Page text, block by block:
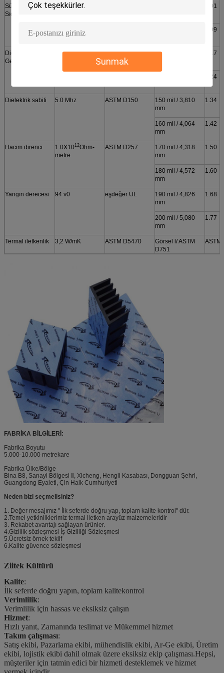
Sunmak
Sürekli Kullanım
Sıcaklığı
-40 ila 160 ℃ 1.01
1.09
Dielektrik Arıza
Gerilimi
>5500VAC ASTM D149
130 mil / 3,302
1.17
1.24
Dielektrik sabiti 5.0 Mhz ASTM D150
150 mil / 3,810
mm
1.34
160 mil / 4,064
mm
1.42
Hacim direnci 1.0X1012Ohm-
metre
ASTM D257
170 mil / 4,318
mm
1.50
180 mil / 4,572
mm
1.60
Yangın derecesi 94 v0 eşdeğer UL
190 mil / 4,826
mm
1.68
200 mil / 5,080
mm
1.77
Termal iletkenlik 3,2 W/mK ASTM D5470
Görsel l/ ASTM
D751
ASTM
FABRİKA BİLGİLERİ:
Fabrika Boyutu
5.000-10.000 metrekare
Fabrika Ülke/Bölge
Bina B8, Sanayi Bölgesi Ⅱ, Xicheng, Hengli Kasabası, Dongguan Şehri,
Guangdong Eyaleti, Çin Halk Cumhuriyeti
Neden bizi seçmelisiniz?
1. Değer mesajımız '' İlk seferde doğru yap, toplam kalite kontrol'' dür.
2.Temel yetkinliklerimiz termal iletken arayüz malzemeleridir
3. Rekabet avantajı sağlayan ürünler.
4.Gizlilik sözleşmesi İş Gizliliği Sözleşmesi
5.Ücretsiz örnek teklif
6.Kalite güvence sözleşmesi
Ziitek Kültürü
Kalite:
İlk seferde doğru yapın, toplam kalitekontrol
Verimlilik:
Verimlilik için hassas ve eksiksiz çalışın
Hizmet:
Hızlı yanıt, Zamanında teslimat ve Mükemmel hizmet
Takım çalışması:
Satış ekibi, Pazarlama ekibi, mühendislik ekibi, Ar-Ge ekibi, Üretim
ekibi, lojistik ekibi dahil olmak üzere eksiksiz ekip çalışması.Hepsi,
müşteriler için tatmin edici bir hizmeti desteklemek ve hizmet